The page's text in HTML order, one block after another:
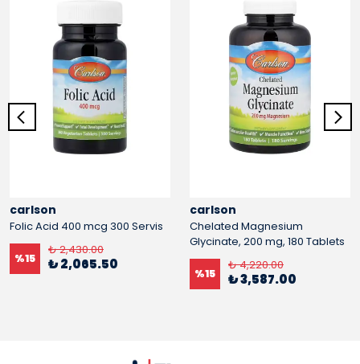
carlson
Folic Acid 400 mcg 300 Servis
%15
₺ 2,430.00
₺ 2,065.50
carlson
Chelated Magnesium
Glycinate, 200 mg, 180 Tablets
%15
₺ 4,220.00
₺ 3,587.00